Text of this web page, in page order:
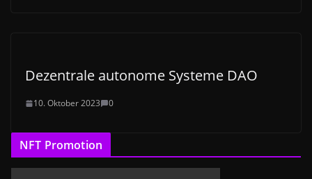
Dezentrale autonome Systeme DAO
10. Oktober 2023 0
NFT Promotion